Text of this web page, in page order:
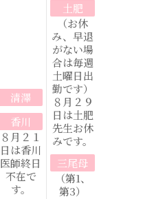
清澤
香川
８月２１
日は香川
医師終日
不在で
す。
土肥
（お休
み、早退
がない場
合は毎週
土曜日出
勤です）
８月２９
日は土肥
先生お休
みです。
三尾母
（第1、
第3）